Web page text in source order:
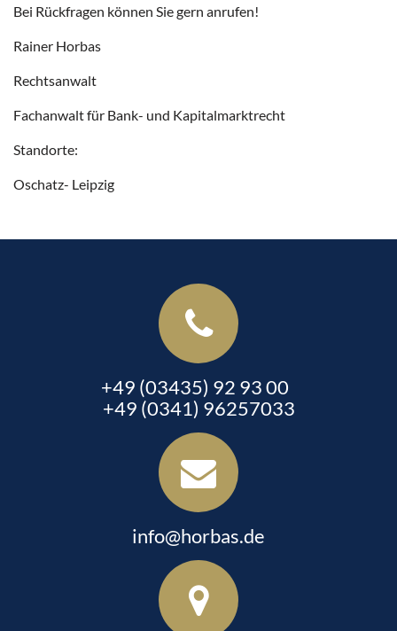
Bei Rückfragen können Sie gern anrufen!
Rainer Horbas
Rechtsanwalt
Fachanwalt für Bank- und Kapitalmarktrecht
Standorte:
Oschatz- Leipzig
+49 (03435) 92 93 00
+49 (0341) 96257033
info@horbas.de